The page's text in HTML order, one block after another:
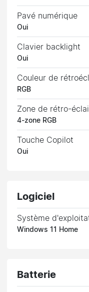
Pavé numérique
Oui
Clavier backlight
Oui
Couleur de
RGB
Zone de rétro-
4-zone RGB
Touche Copilot
Oui
Logiciel
Système
Windows 11 Home
Batterie